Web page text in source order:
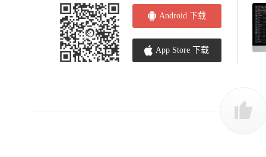
Android 下载
App Store 下载